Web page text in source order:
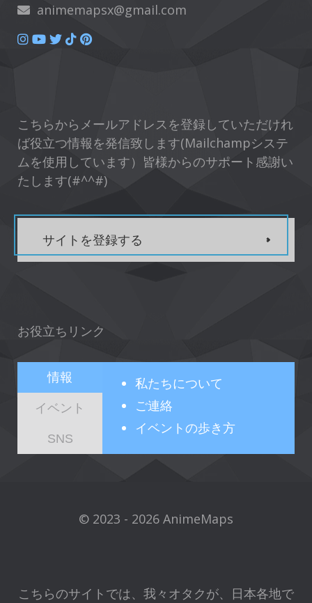
animemapsx@gmail.com
こちらからメールアドレスを登録していただけれ
ば役立つ情報を発信致します(Mailchampシステ
ムを使用しています）皆様からのサポート感謝い
たします(#^^#)
サイトを登録する
お役立ちリンク
情報
イベント
SNS
私たちについて
ご連絡
イベントの歩き方
© 2023 - 2026 AnimeMaps
こちらのサイトでは、我々オタクが、日本各地で